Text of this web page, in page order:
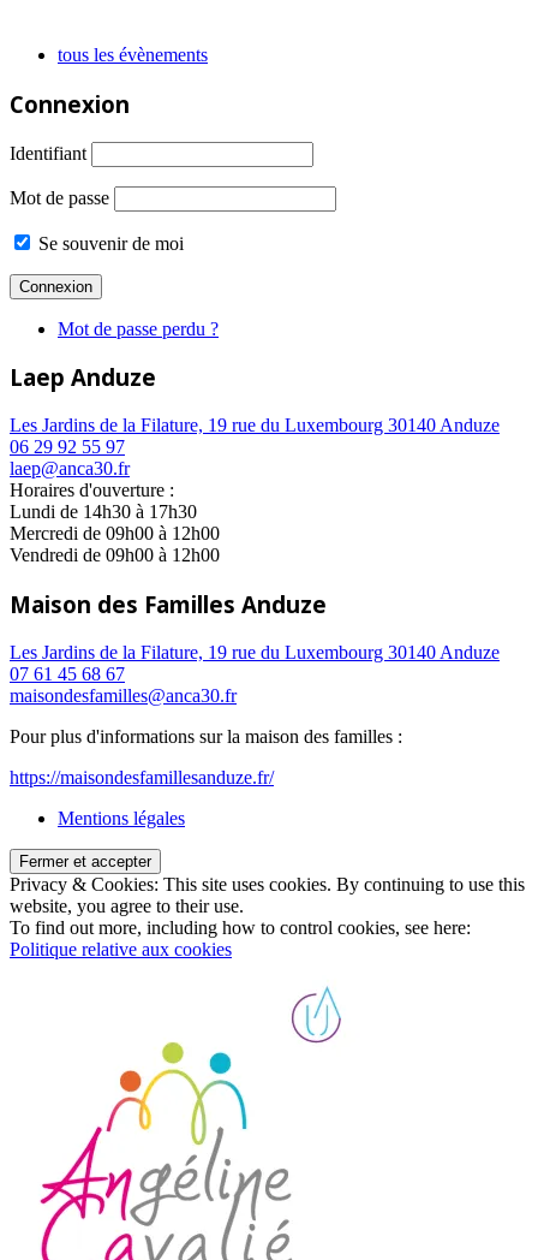
tous les évènements
Connexion
Identifiant
Mot de passe
Se souvenir de moi
Mot de passe perdu ?
Laep Anduze
Les Jardins de la Filature, 19 rue du Luxembourg 30140 Anduze
06 29 92 55 97
laep@anca30.fr
Horaires d'ouverture :
Lundi de 14h30 à 17h30
Mercredi de 09h00 à 12h00
Vendredi de 09h00 à 12h00
Maison des Familles Anduze
Les Jardins de la Filature, 19 rue du Luxembourg 30140 Anduze
07 61 45 68 67
maisondesfamilles@anca30.fr
Pour plus d'informations sur la maison des familles :
https://maisondesfamillesanduze.fr/
Mentions légales
Privacy & Cookies: This site uses cookies. By continuing to use this
website, you agree to their use.
To find out more, including how to control cookies, see here:
Politique relative aux cookies